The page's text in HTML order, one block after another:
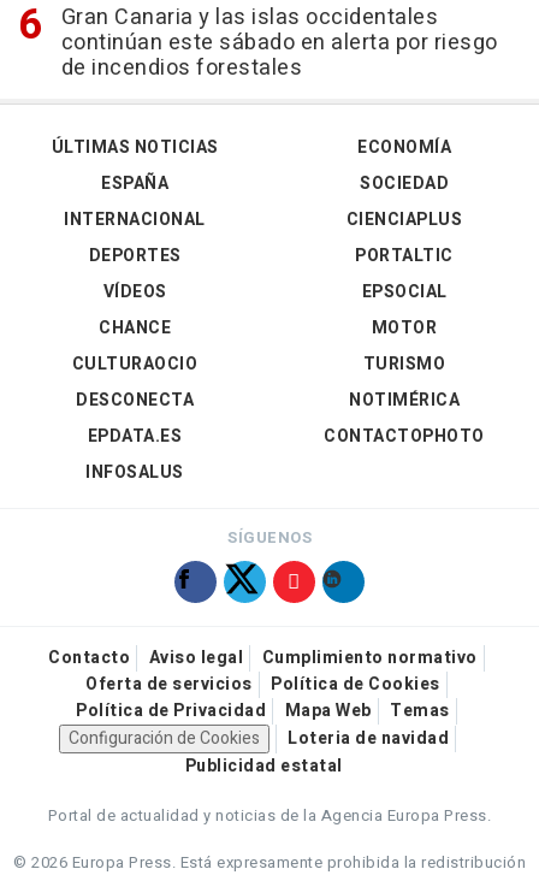
Gran Canaria y las islas occidentales
continúan este sábado en alerta por riesgo
de incendios forestales
ÚLTIMAS NOTICIAS
ESPAÑA
INTERNACIONAL
DEPORTES
VÍDEOS
ECONOMÍA
SOCIEDAD
CIENCIAPLUS
PORTALTIC
EPSOCIAL
CHANCE
CULTURAOCIO
DESCONECTA
EPDATA.ES
INFOSALUS
MOTOR
TURISMO
NOTIMÉRICA
CONTACTOPHOTO
SÍGUENOS
Contacto Aviso legal
Cumplimiento normativo
Oferta de servicios
Política de Cookies
Política de Privacidad
Mapa Web
Temas
Configuración de Cookies
Loteria de navidad
Publicidad estatal
Portal de actualidad y noticias de la Agencia Europa Press.
© 2026 Europa Press. Está expresamente prohibida la redistribución